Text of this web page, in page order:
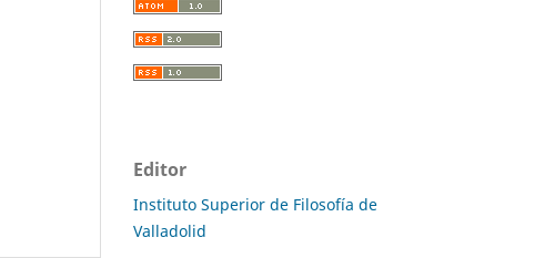
Editor
Instituto Superior de Filosofía de
Valladolid